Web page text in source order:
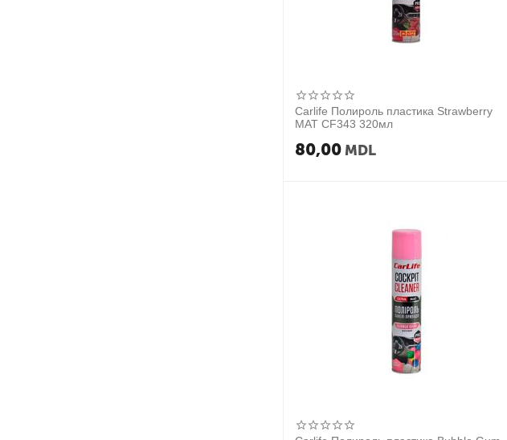
Carlife Полироль пластика Strawberry
MAT CF343 320мл
80,00 MDL